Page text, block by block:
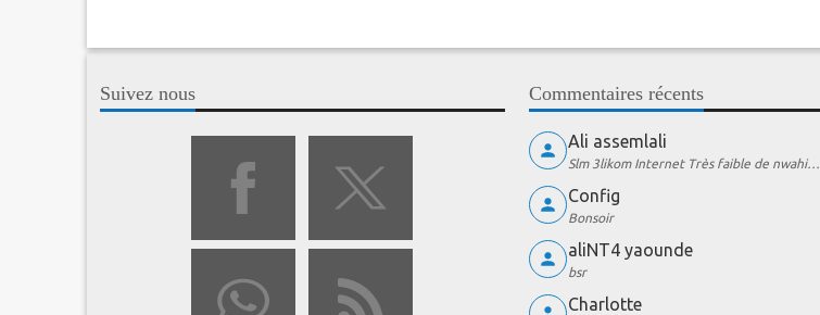
Suivez nous Commentaires récents
Ali assemlali
Slm 3likom Internet Très faible de nwahi…
Config
Bonsoir
aliNT4 yaounde
bsr
Charlotte